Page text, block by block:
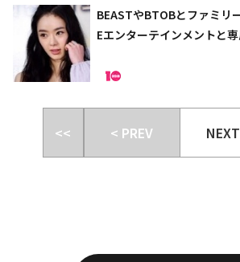
BEASTやBTOBとファミリ
Eエンターテインメントと
<< < PREV